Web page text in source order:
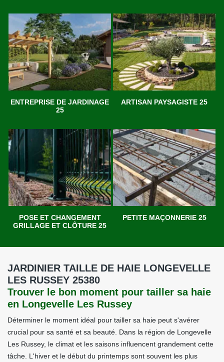
ENTREPRISE DE JARDINAGE
25
ARTISAN PAYSAGISTE 25
POSE ET CHANGEMENT
GRILLAGE ET CLÔTURE 25
PETITE MAÇONNERIE 25
JARDINIER TAILLE DE HAIE LONGEVELLE
LES RUSSEY 25380
Trouver le bon moment pour tailler sa haie
en Longevelle Les Russey
Déterminer le moment idéal pour tailler sa haie peut s'avérer
crucial pour sa santé et sa beauté. Dans la région de Longevelle
Les Russey, le climat et les saisons influencent grandement cette
tâche. L'hiver et le début du printemps sont souvent les plus